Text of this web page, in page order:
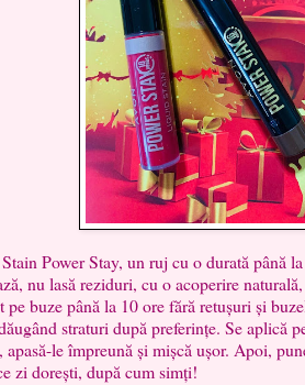
Stay, un ruj cu o durată până la
nu lasă reziduri, cu o acoperire
buze până la 10 ore fără retușuri și
straturi după preferințe. Se aplică
le împreună și mișcă ușor. Apoi,
zi dorești, după cum simți!